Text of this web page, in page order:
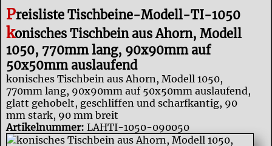
Preisliste Tischbeine-Modell-TI-1050
konisches Tischbein aus Ahorn, Modell
1050, 770mm lang, 90x90mm auf
50x50mm auslaufend
konisches Tischbein aus Ahorn, Modell 1050,
770mm lang, 90x90mm auf 50x50mm auslaufend,
glatt gehobelt, geschliffen und scharfkantig, 90
mm stark, 90 mm breit
Artikelnummer: LAHTI-1050-090050